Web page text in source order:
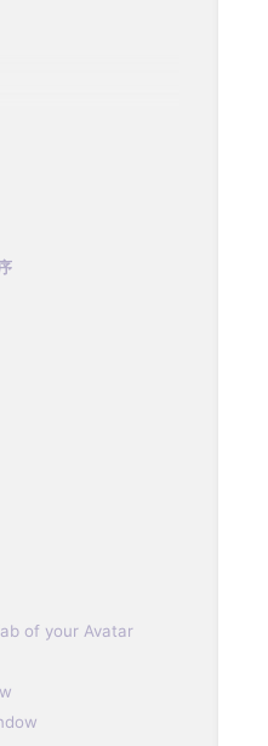
of your Avatar​